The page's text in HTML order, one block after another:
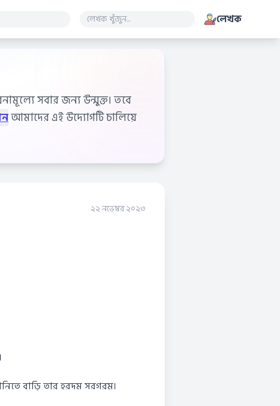
লেখক
সবার জন্য উন্মুক্ত। তবে
আমাদের এই উদ্যোগটি চালিয়ে
২২ নভেম্বর ২০২৩
বাড়ি তার হরদম সরগরম।